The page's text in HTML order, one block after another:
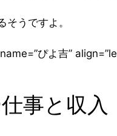
うですよ。
ぴよ吉”
事と収入